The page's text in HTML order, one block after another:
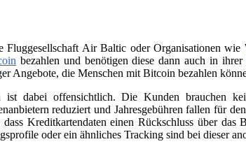
Air Baltic oder Organisationen
bezahlen und benötigen diese dann auch in ihrer
Angebote, die Menschen mit Bitcoin bezahlen
dabei offensichtlich. Die Kunden brauchen
reduziert und Jahresgebühren fallen für
Kreditkartendaten einen Rückschluss über
oder ein ähnliches Tracking sind bei dieser